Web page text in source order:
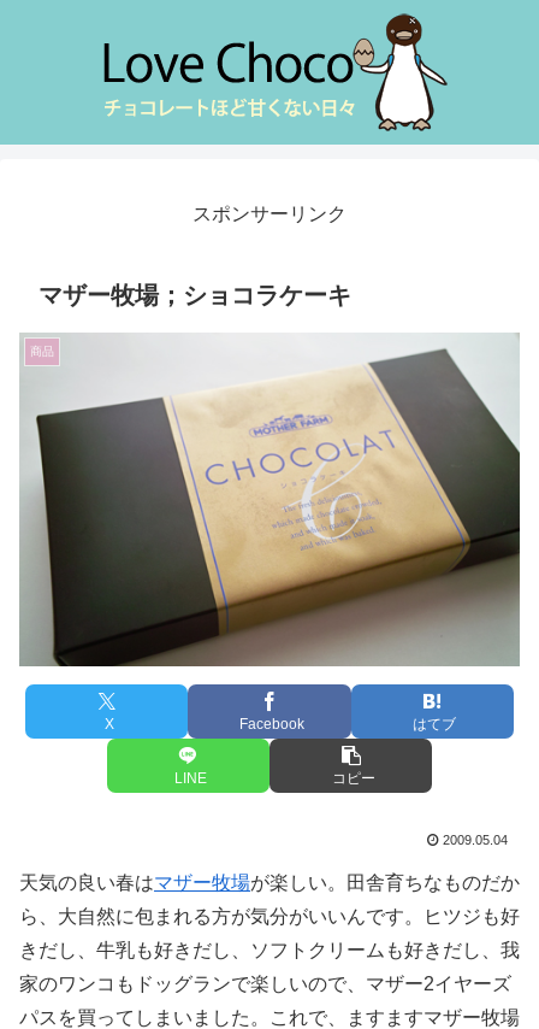
スポンサーリンク
マザー牧場；ショコラケーキ
商品
X Facebook はてブ
LINE コピー
2009.05.04
天気の良い春はマザー牧場が楽しい。田舎育ちなものだか
ら、大自然に包まれる方が気分がいいんです。ヒツジも好
きだし、牛乳も好きだし、ソフトクリームも好きだし、我
家のワンコもドッグランで楽しいので、マザー2イヤーズ
パスを買ってしまいました。これで、ますますマザー牧場